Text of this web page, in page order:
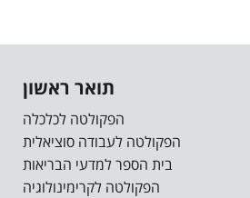
תואר ראשון
הפקולטה לכלכלה
הפקולטה לעבודה סוציאלית
בית הספר למדעי הבריאות
הפקולטה לקרימינולוגיה